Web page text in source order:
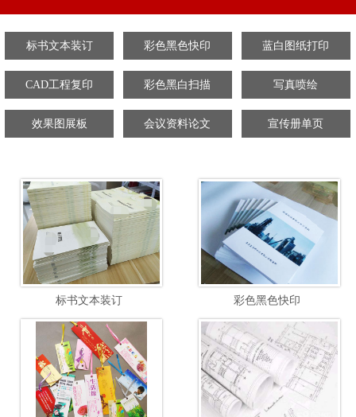
标书文本装订 彩色黑色快印 蓝白图纸打印
CAD工程复印 彩色黑白扫描 写真喷绘
效果图展板 会议资料论文 宣传册单页
标书文本装订 彩色黑色快印